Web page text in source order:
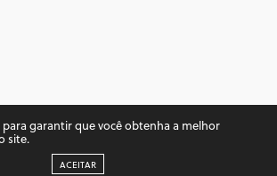
©2019, Temperando Blog por Kelly Tannylly
para garantir que você obtenha a melhor
site.
ACEITAR